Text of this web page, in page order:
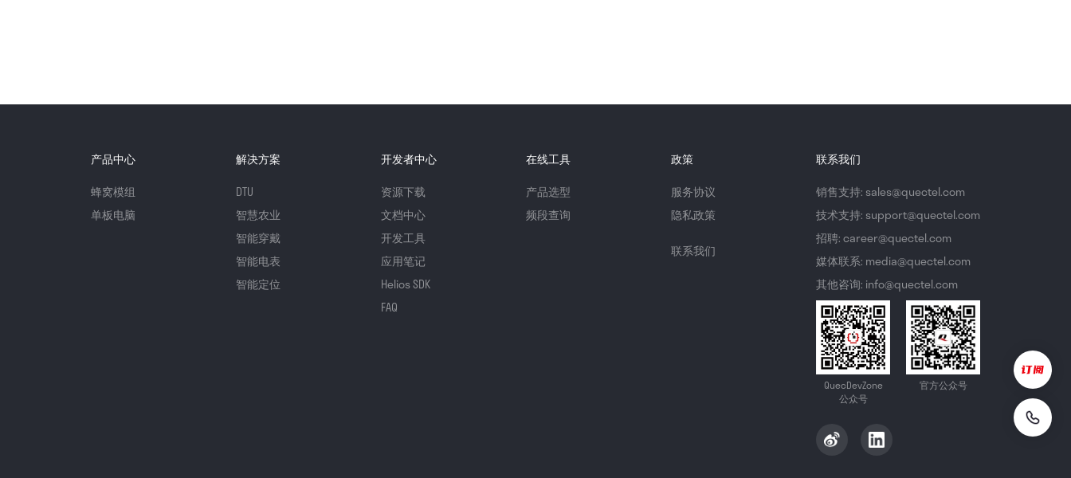
产品中心
蜂窝模组
单板电脑
解决方案
DTU
智慧农业
智能穿戴
智能电表
智能定位
开发者中心
资源下载
文档中心
开发工具
应用笔记
Helios SDK
FAQ
在线工具
产品选型
频段查询
政策
服务协议
隐私政策
联系我们
联系我们
销售支持: sales@quectel.com
技术支持: support@quectel.com
招聘: career@quectel.com
媒体联系: media@quectel.com
其他咨询: info@quectel.com
QuecDevZone
公众号
官方公众号